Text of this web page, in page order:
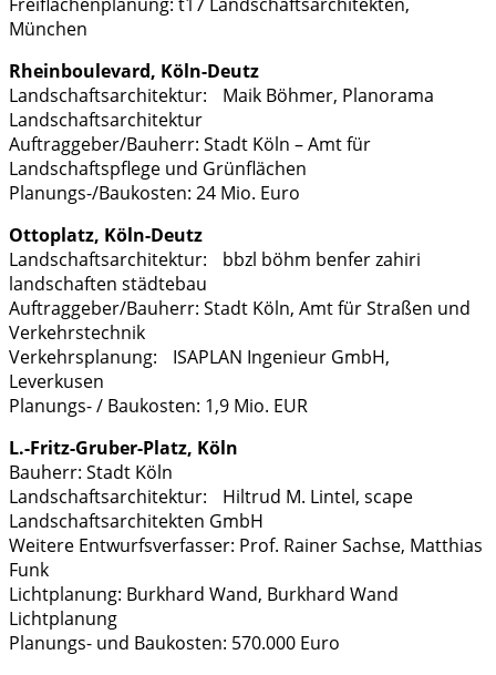
München
Rheinboulevard, Köln-Deutz
Landschaftsarchitektur: Maik Böhmer, Planorama
Landschaftsarchitektur
Auftraggeber/Bauherr: Stadt Köln – Amt für
Landschaftspflege und Grünflächen
Planungs-/Baukosten: 24 Mio. Euro
Ottoplatz, Köln-Deutz
Landschaftsarchitektur: bbzl böhm benfer zahiri
landschaften städtebau
Auftraggeber/Bauherr: Stadt Köln, Amt für Straßen und
Verkehrstechnik
Verkehrsplanung: ISAPLAN Ingenieur GmbH,
Leverkusen
Planungs- / Baukosten: 1,9 Mio. EUR
L.-Fritz-Gruber-Platz, Köln
Bauherr: Stadt Köln
Landschaftsarchitektur: Hiltrud M. Lintel, scape
Landschaftsarchitekten GmbH
Weitere Entwurfsverfasser: Prof. Rainer Sachse, Matthias
Funk
Lichtplanung: Burkhard Wand, Burkhard Wand
Lichtplanung
Planungs- und Baukosten: 570.000 Euro